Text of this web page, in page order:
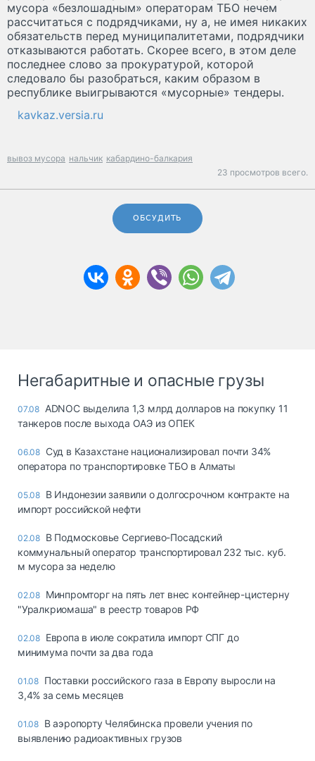
мусора «безлошадным» операторам ТБО нечем
рассчитаться с подрядчиками, ну а, не имея никаких
обязательств перед муниципалитетами, подрядчики
отказываются работать. Скорее всего, в этом деле
последнее слово за прокуратурой, которой
следовало бы разобраться, каким образом в
республике выигрываются «мусорные» тендеры.
kavkaz.versia.ru
вывоз мусора нальчик кабардино-балкария
23 просмотров всего.
ОБСУДИТЬ
Негабаритные и опасные грузы
07.08 ADNOC выделила 1,3 млрд долларов на покупку 11
танкеров после выхода ОАЭ из ОПЕК
06.08 Суд в Казахстане национализировал почти 34%
оператора по транспортировке ТБО в Алматы
05.08 В Индонезии заявили о долгосрочном контракте на
импорт российской нефти
02.08 В Подмосковье Сергиево-Посадский
коммунальный оператор транспортировал 232 тыс. куб.
м мусора за неделю
02.08 Минпромторг на пять лет внес контейнер-цистерну
"Уралкриомаша" в реестр товаров РФ
02.08 Европа в июле сократила импорт СПГ до
минимума почти за два года
01.08 Поставки российского газа в Европу выросли на
3,4% за семь месяцев
01.08 В аэропорту Челябинска провели учения по
выявлению радиоактивных грузов